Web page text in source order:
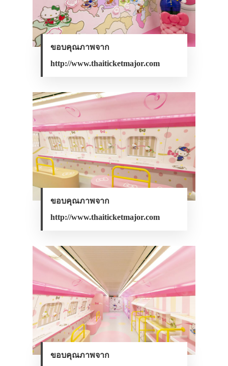
ขอบคุณภาพจาก
http://www.thaiticketmajor.com
ขอบคุณภาพจาก
http://www.thaiticketmajor.com
ขอบคุณภาพจาก